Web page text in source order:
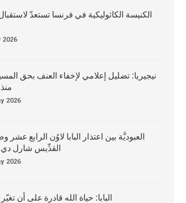
الكنيسة الكاثوليكية في فرنسا تستعدّ لاستقبال
2026
نيجيريا: تضليل إعلامي لإخفاء العنف بحق
2026
العبوديَّة بين اعتذار البابا لاوُن الرابع عشر
القدِّيس شارل دي
2026
البابا: حياة الله قادرة على أن تغيّر